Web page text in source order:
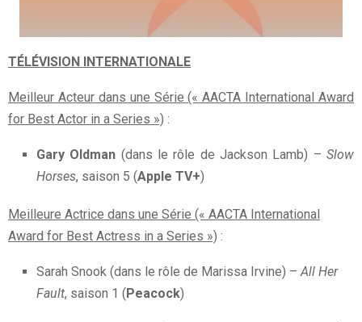
TÉLÉVISION INTERNATIONALE
Meilleur Acteur dans une Série (« AACTA International Award
for Best Actor in a Series ») :
Gary Oldman (dans le rôle de Jackson Lamb) –Slow
Horses, saison 5 (Apple TV+)
Meilleure Actrice dans une Série (« AACTA International
Award for Best Actress in a Series ») :
Sarah Snook (dans le rôle de Marissa Irvine) – All Her
Fault, saison 1 (Peacock)